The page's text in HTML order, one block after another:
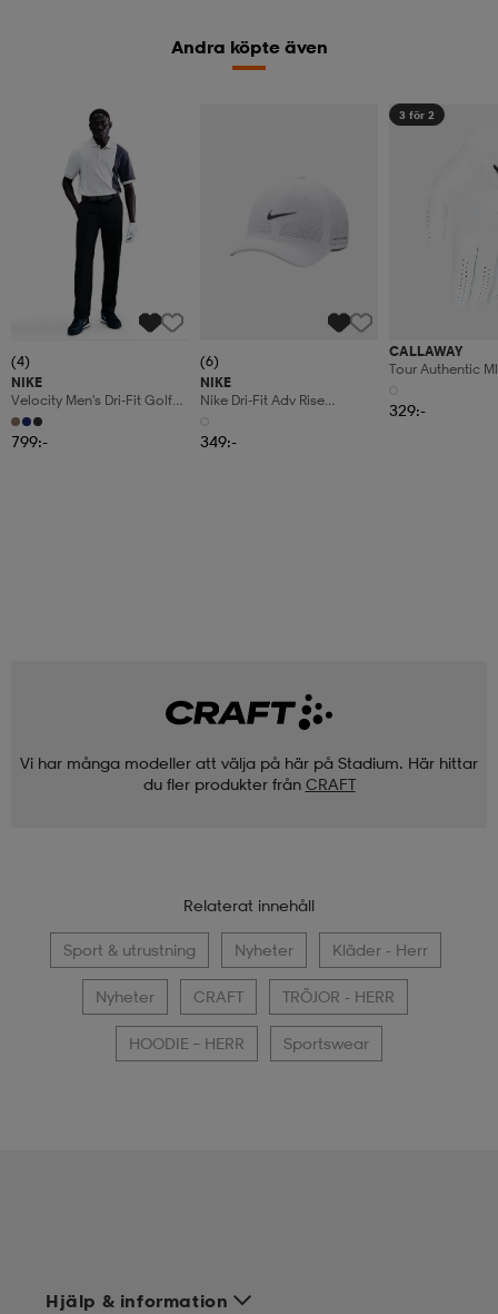
Andra köpte även
(4)
NIKE
Velocity Men's Dri-Fit Golf
Pants
799:-
(6)
NIKE
Nike Dri-Fit Adv Rise
349:-
3 för 2
CALLAWAY
Tour Authentic
329:-
Vi har många modeller att välja på här på Stadium. Här hittar
du fler produkter från CRAFT
Relaterat innehåll
Sport & utrustning Nyheter Kläder - Herr
Nyheter CRAFT TRÖJOR - HERR
HOODIE – HERR Sportswear
Hjälp & information